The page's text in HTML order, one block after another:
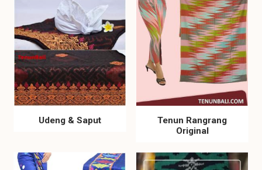
Udeng & Saput
Tenun Rangrang
Original